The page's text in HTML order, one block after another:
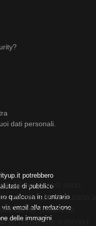
dati personali.
potrebbero
di pubblico
qualcosa in contrario
email alla redazione
delle immagini
Alcuni di essi sono
mentre altri ci aiutano a
(cookie di
se consentire o meno i